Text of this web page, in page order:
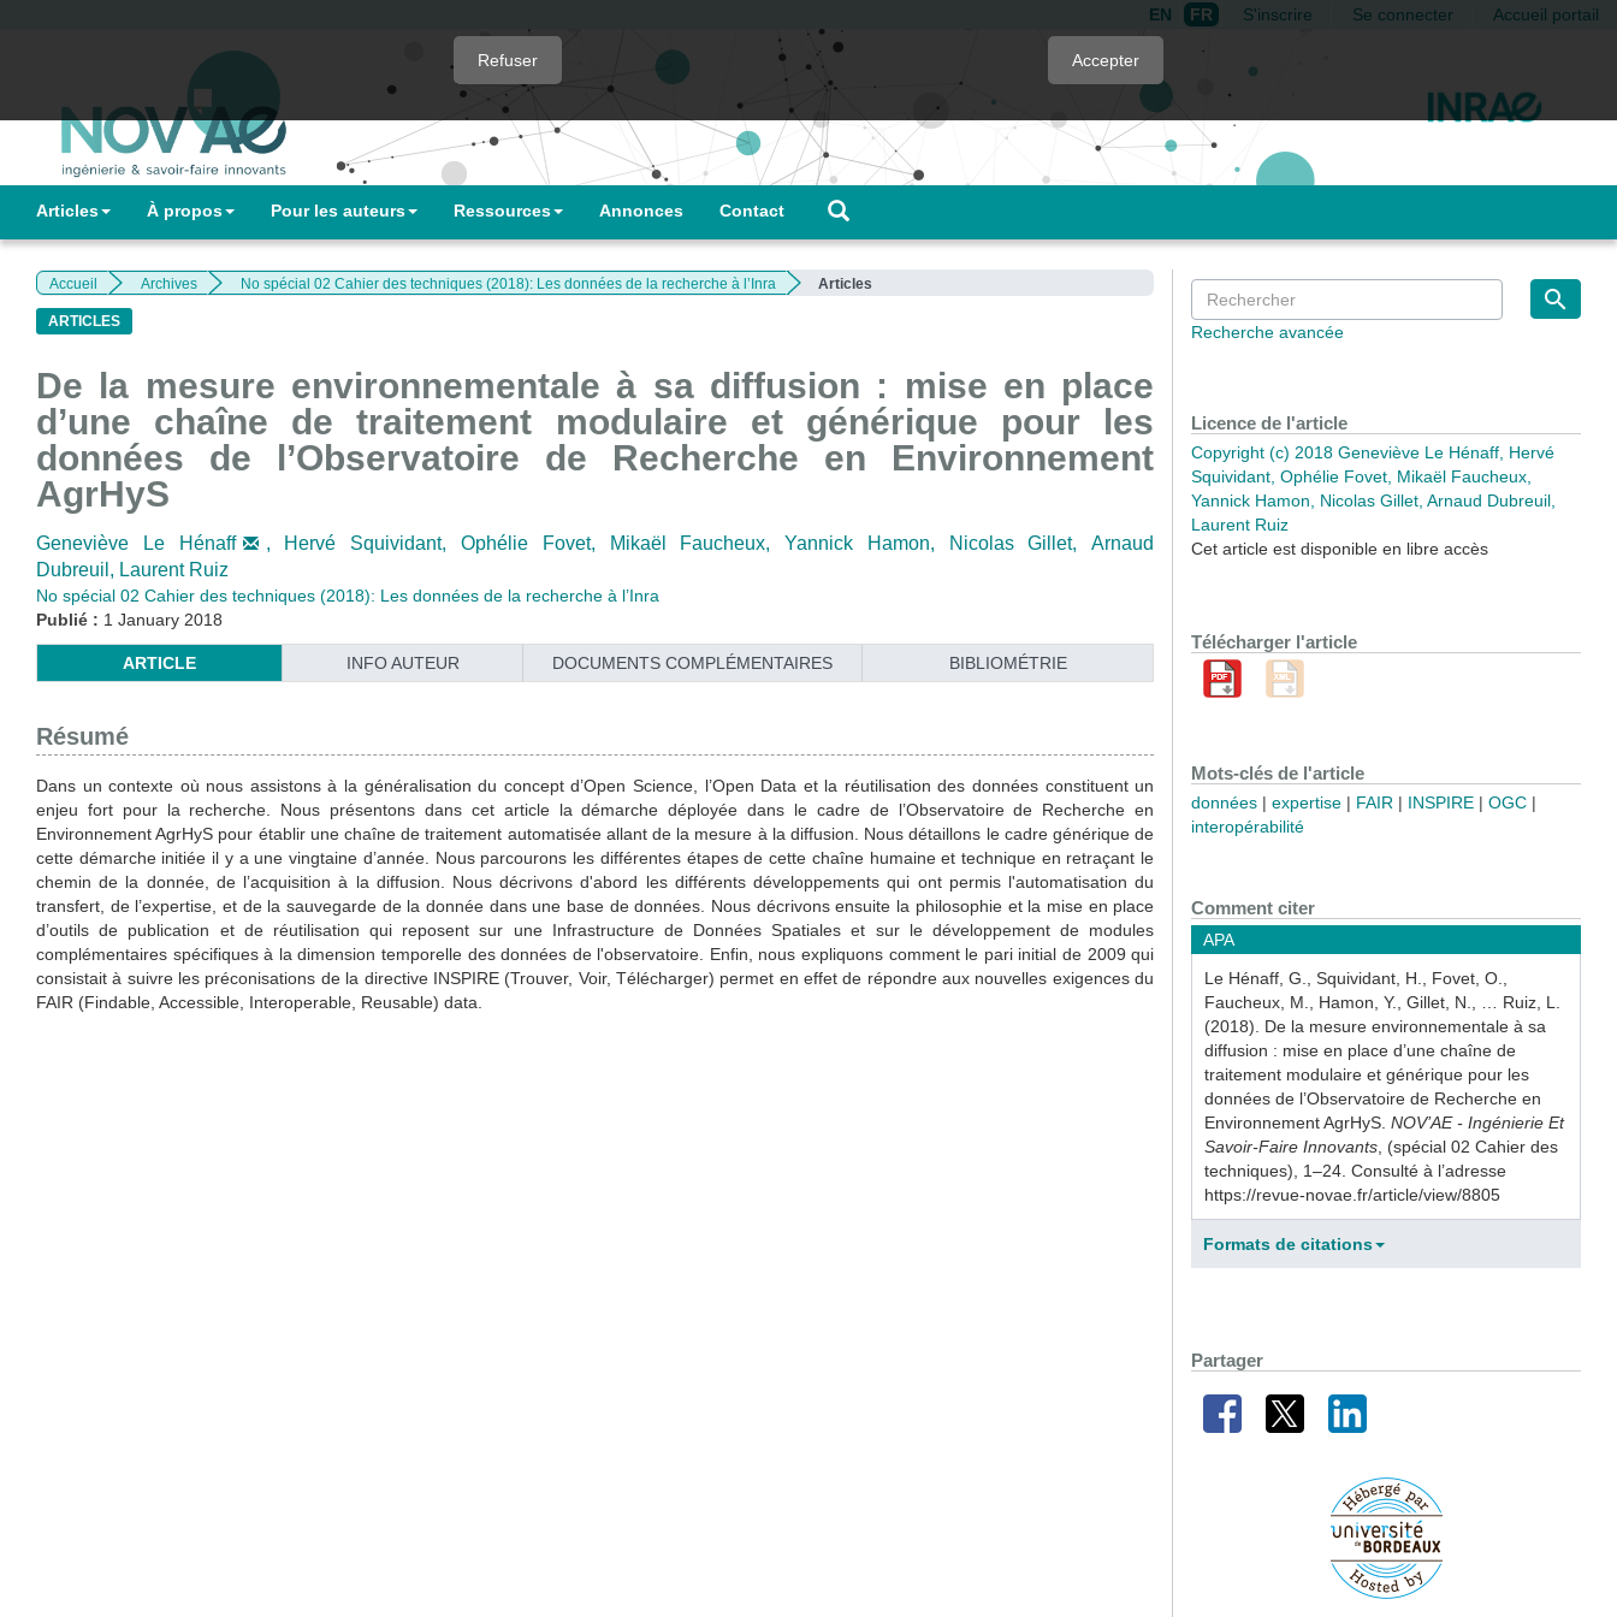
content
Main
Content
Sidebar
EN FR S'inscrire Se connecter Accueil portail
Articles À propos Pour les auteurs Ressources Annonces Contact
Accueil Archives No spécial 02 Cahier des techniques (2018): Les données de la recherche à l’Inra Articles
ARTICLES
De la mesure environnementale à sa diffusion : mise en place
d’une chaîne de traitement modulaire et générique pour les
données de l’Observatoire de Recherche en Environnement
AgrHyS
Geneviève Le Hénaff , Hervé Squividant, Ophélie Fovet, Mikaël Faucheux,Yannick Hamon, Nicolas Gillet,Arnaud
Dubreuil, Laurent Ruiz
No spécial 02 Cahier des techniques (2018): Les données de la recherche à l’Inra
Publié : 1 January 2018
ARTICLE INFO AUTEUR DOCUMENTS COMPLÉMENTAIRES BIBLIOMÉTRIE
Résumé
Dans un contexte où nous assistons à la généralisation du concept d’Open Science, l’Open Data et la réutilisation des données constituent un
enjeu fort pour la recherche. Nous présentons dans cet article la démarche déployée dans le cadre de l’Observatoire de Recherche en
Environnement AgrHyS pour établir une chaîne de traitement automatisée allant de la mesure à la diffusion. Nous détaillons le cadre générique de
cette démarche initiée il y a une vingtaine d’année. Nous parcourons les différentes étapes de cette chaîne humaine et technique en retraçant le
chemin de la donnée, de l’acquisition à la diffusion. Nous décrivons d'abord les différents développements qui ont permis l'automatisation du
transfert, de l’expertise, et de la sauvegarde de la donnée dans une base de données. Nous décrivons ensuite la philosophie et la mise en place
d’outils de publication et de réutilisation qui reposent sur une Infrastructure de Données Spatiales et sur le développement de modules
complémentaires spécifiques à la dimension temporelle des données de l'observatoire. Enfin, nous expliquons comment le pari initial de 2009 qui
consistait à suivre les préconisations de la directive INSPIRE (Trouver, Voir, Télécharger) permet en effet de répondre aux nouvelles exigences du
FAIR (Findable, Accessible, Interoperable, Reusable) data.
Recherche avancée
Licence de l'article
Copyright (c) 2018 Geneviève Le Hénaff, Hervé
Squividant, Ophélie Fovet, Mikaël Faucheux,
Yannick Hamon, Nicolas Gillet, Arnaud Dubreuil,
Laurent Ruiz
Cet article est disponible en libre accès
Télécharger l'article
Mots-clés de l'article
données expertise FAIR INSPIRE
OGC
interopérabilité
Comment citer
APA
Le Hénaff, G., Squividant, H., Fovet, O.,
Faucheux, M., Hamon, Y., Gillet, N., … Ruiz, L.
(2018). De la mesure environnementale à sa
diffusion : mise en place d’une chaîne de
traitement modulaire et générique pour les
données de l’Observatoire de Recherche en
Environnement AgrHyS.NOV’AE - Ingénierie Et
Savoir-Faire Innovants , (spécial 02 Cahier des
techniques), 1–24. Consulté à l’adresse
https://revue-novae.fr/article/view/8805
Formats de citations
Partager
Refuser Accepter